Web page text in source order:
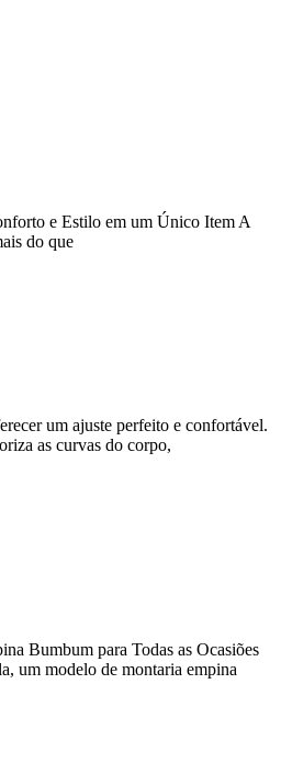
e Estilo em um Único Item A
do que
um ajuste perfeito e confortável.
as curvas do corpo,
Bumbum para Todas as Ocasiões
um modelo de montaria empina